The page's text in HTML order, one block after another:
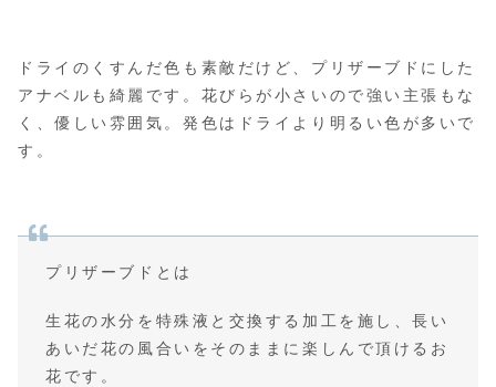
ドライのくすんだ色も素敵だけど、プリザーブドにした
アナベルも綺麗です。花びらが小さいので強い主張もな
く、優しい雰囲気。発色はドライより明るい色が多いで
す。
プリザーブドとは
生花の水分を特殊液と交換する加工を施し、長い
あいだ花の風合いをそのままに楽しんで頂けるお
花です。